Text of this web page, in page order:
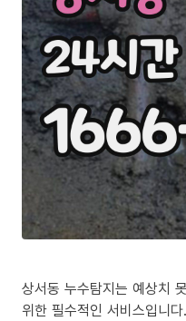
상서동 누수탐지는 예상치
위한 필수적인 서비스입니다.